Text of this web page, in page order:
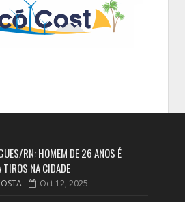
RN: HOMEM DE 26 ANOS É
NA CIDADE
Oct 12, 2025